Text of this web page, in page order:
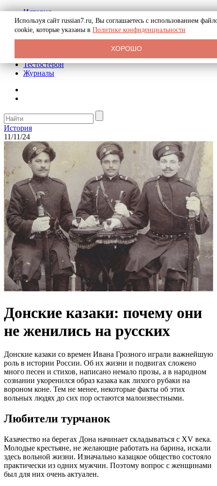
История
Биография
Криминал
Реклама на сайте
Тестостерон
Журналы
История
11/11/24
Донские казаки: почему они
не женились на русских
Донские казаки со времен Ивана Грозного играли важнейшую
роль в истории России. Об их жизни и подвигах сложено
много песен и стихов, написано немало прозы, а в народном
сознании укоренился образ казака как лихого рубаки на
вороном коне. Тем не менее, некоторые факты об этих
вольных людях до сих пор остаются малоизвестными.
Любители турчанок
Казачество на берегах Дона начинает складываться с XV века.
Молодые крестьяне, не желающие работать на барина, искали
здесь вольной жизни. Изначально казацкое общество состояло
практически из одних мужчин. Поэтому вопрос с женщинами
был для них очень актуален.
Используя сайт russian7.ru, Вы соглашаетесь с использованием
cookie, которые указаны в Политике конфиденциальности
ХОРОШО